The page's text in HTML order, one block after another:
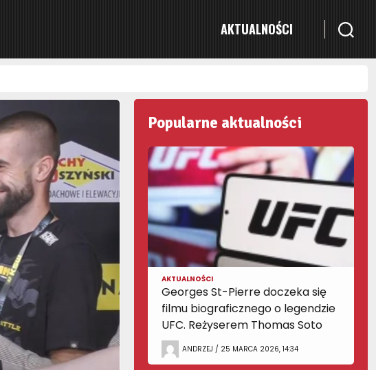
AKTUALNOŚCI
Popularne aktualności
AKTUALNOŚCI
Georges St-Pierre doczeka się
filmu biograficznego o legendzie
UFC. Reżyserem Thomas Soto
ANDRZEJ / 25 MARCA 2026, 14:34